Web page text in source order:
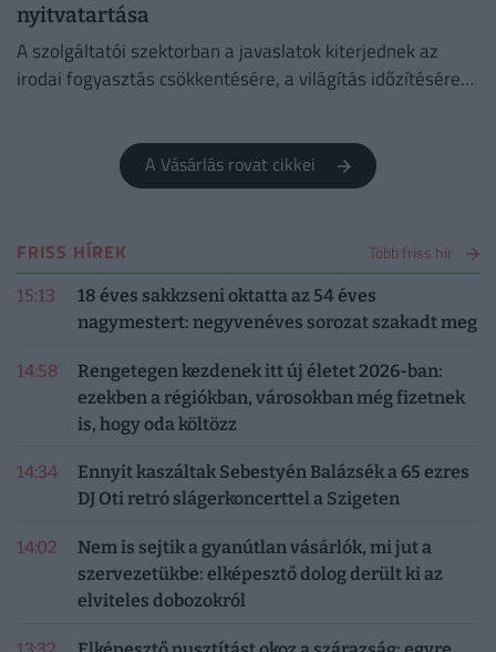
nyitvatartása
A szolgáltatói szektorban a javaslatok kiterjednek az
irodai fogyasztás csökkentésére, a világítás időzítésére
A Vásárlás rovat cikkei
FRISS HÍREK Több friss hír
15:13
18 éves sakkzseni oktatta az 54 éves
nagymestert: negyvenéves sorozat szakadt meg
14:58
Rengetegen kezdenek itt új életet 2026-ban:
ezekben a régiókban, városokban még fizetnek
is, hogy oda költözz
14:34
Ennyit kaszáltak Sebestyén Balázsék a 65 ezres
DJ Oti retró slágerkoncerttel a Szigeten
14:02
Nem is sejtik a gyanútlan vásárlók, mi jut a
szervezetükbe: elképesztő dolog derült ki az
elviteles dobozokról